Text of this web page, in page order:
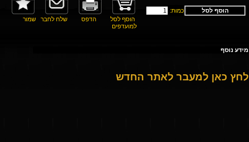
הוסף לסל
כמות:
הוסף לסל
הדפס שלח לחבר שמור
למועדפים
מידע נוסף
לחץ כאן למעבר לאתר החדש